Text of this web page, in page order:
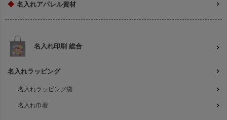
◆ 名入れアパレル資材
名入れ印刷 総合
名入れラッピング
名入れラッピング袋
名入れ巾着